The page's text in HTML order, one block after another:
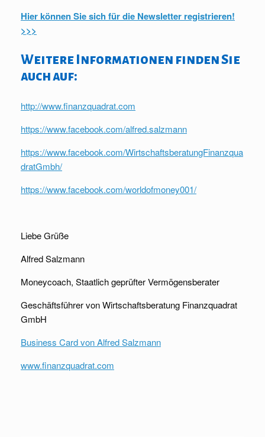
Hier können Sie sich für die Newsletter registrieren!
>>>
Weitere Informationen finden Sie
auch auf:
http://www.finanzquadrat.com
https://www.facebook.com/alfred.salzmann
https://www.facebook.com/WirtschaftsberatungFinanzqua
dratGmbh/
https://www.facebook.com/worldofmoney001/
Liebe Grüße
Alfred Salzmann
Moneycoach, Staatlich geprüfter Vermögensberater
Geschäftsführer von Wirtschaftsberatung Finanzquadrat
GmbH
Business Card von Alfred Salzmann
www.finanzquadrat.com